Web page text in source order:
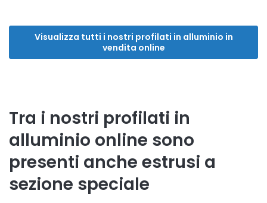
Visualizza tutti i nostri profilati in alluminio in
vendita online
Tra i nostri profilati in
alluminio online sono
presenti anche estrusi a
sezione speciale